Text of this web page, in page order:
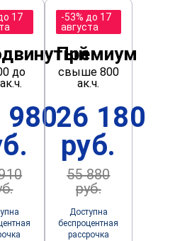
17
до
980
-53% до 17
августа
Премиум
свыше 800
ак.ч.
26 180
руб.
55 880
руб.
Доступна
беспроцентная
рассрочка